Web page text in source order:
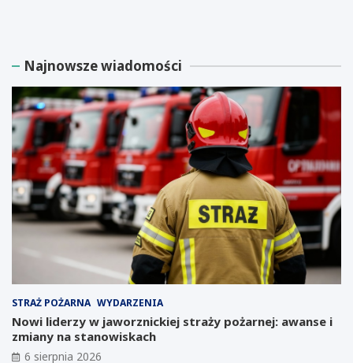
r
e
r
E
o
n
M
u
s
k
i
o
i
n
a
n
e
w
r
s
z
t
a
t
p
r
z
e
Najnowsze wiadomości
STRAŻ POŻARNA WYDARZENIA
Nowi liderzy w jaworznickiej straży pożarnej: awanse i
zmiany na stanowiskach
6 sierpnia 2026